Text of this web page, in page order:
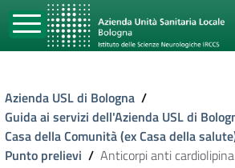
Azienda USL di Bologna /
Guida ai servizi dell'Azienda USL di
Casa della Comunità (ex Casa della
Punto prelievi / Anticorpi anti